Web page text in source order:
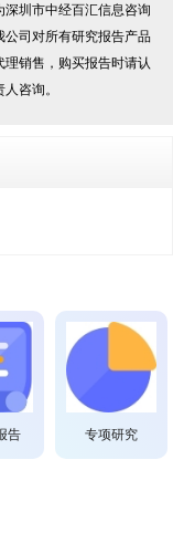
圳市中经百汇信息咨询
司对所有研究报告产品
销售，购买报告时请认
咨询。
告 专项研究